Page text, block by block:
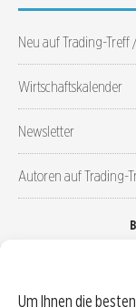
Um Ihnen die
Neu auf Trading-Treff
Wirtschaftskalender
Newsletter
Autoren auf Trading-